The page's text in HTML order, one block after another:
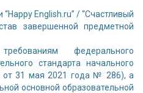
English.ru” / “Счастливый
завершенной предметной
федерального
стандарта начального
от 31 мая 2021 года № 286), а
основной образовательной